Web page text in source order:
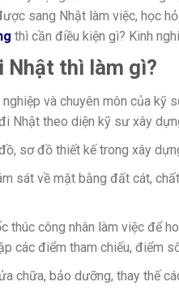
sang Nhật làm việc, học
thì cần điều kiện gì? Kinh
Nhật thì làm gì?
và chuyên môn của kỹ
Nhật theo diện kỹ sư xây
sơ đồ thiết kế trong xây
sát về mặt bằng đất cát,
thúc công nhân làm việc để
các điểm tham chiếu, điểm
chữa, bảo dưỡng, thay thế